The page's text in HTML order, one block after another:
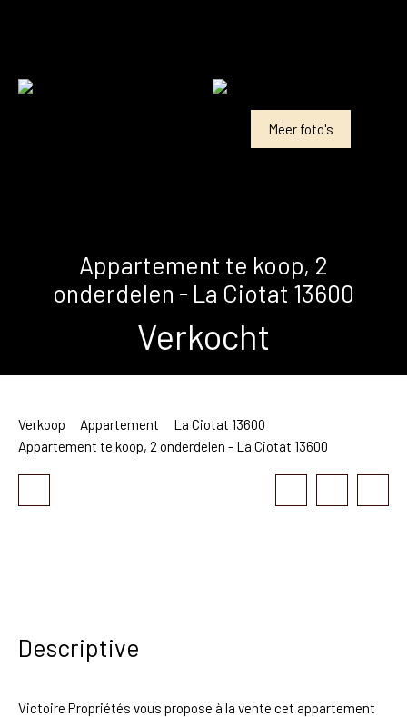
Meer foto's
Appartement te koop, 2
onderdelen - La Ciotat 13600
Verkocht
Verkoop Appartement
La Ciotat 13600
Appartement te koop, 2 onderdelen - La Ciotat 13600
Descriptive
Victoire Propriétés vous propose à la vente cet appartement